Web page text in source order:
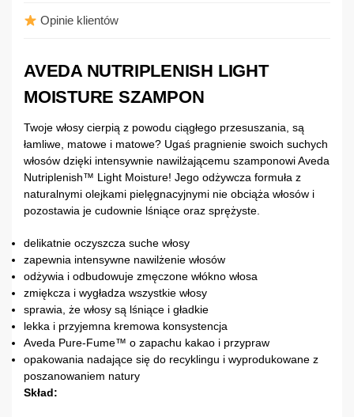
Opinie klientów
AVEDA NUTRIPLENISH LIGHT
MOISTURE SZAMPON
Twoje włosy cierpią z powodu ciągłego przesuszania, są
łamliwe, matowe i matowe? Ugaś pragnienie swoich suchych
włosów dzięki intensywnie nawilżającemu szamponowi Aveda
Nutriplenish™ Light Moisture! Jego odżywcza formuła z
naturalnymi olejkami pielęgnacyjnymi nie obciąża włosów i
pozostawia je cudownie lśniące oraz sprężyste.
delikatnie oczyszcza suche włosy
zapewnia intensywne nawilżenie włosów
odżywia i odbudowuje zmęczone włókno włosa
zmiękcza i wygładza wszystkie włosy
sprawia, że ​​włosy są lśniące i gładkie
lekka i przyjemna kremowa konsystencja
Aveda Pure-Fume™ o zapachu kakao i przypraw
opakowania nadające się do recyklingu i wyprodukowane z
poszanowaniem natury
Skład: